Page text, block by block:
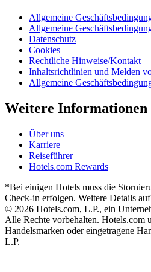
Allgemeine
Allgemeine
Datenschutz
Cookies
Rechtliche Hinweise/Kontakt
Inhaltsrichtlinien und Melden
Allgemeine
Weitere Informationen
Über uns
Karriere
Reiseführer
Hotels.com Rewards
*Bei einigen Hotels muss die
Check-in erfolgen. Weitere Details
© 2026 Hotels.com, L.P., ein
Alle Rechte vorbehalten. Hotels.com
Handelsmarken oder eingetragene
L.P.